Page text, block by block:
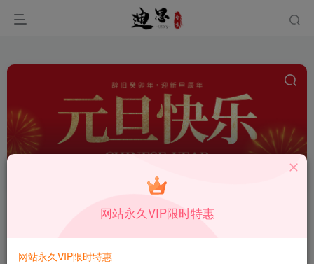
电脑（PC） 安卓（Android）
WordPress相关 整站源码 PHP源码
网站永久VIP限时特惠
网站永久VIP限时特惠